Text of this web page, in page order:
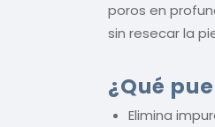
poros en
sin resecar la
¿Qué
Elimina